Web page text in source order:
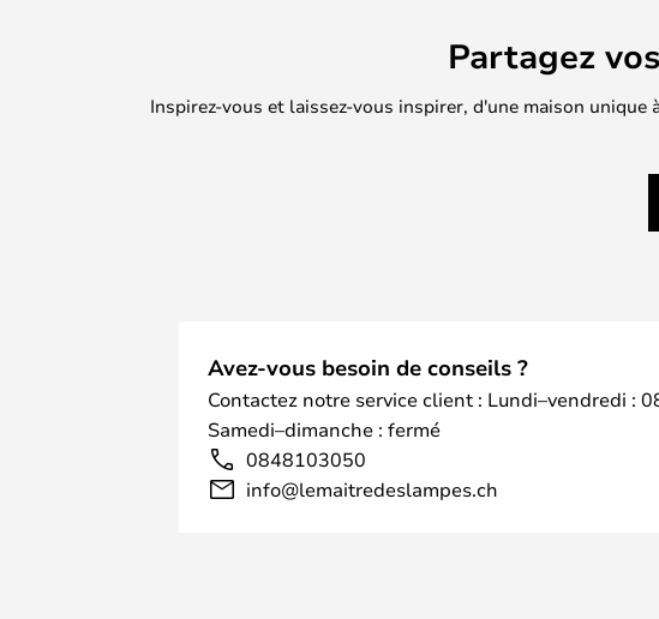
Partagez
Inspirez-vous et laissez-vous inspirer, d'une maison
Avez-vous besoin de conseils ?
Contactez notre service client : Lundi–vendredi :
Samedi–dimanche : fermé
0848103050
info@lemaitredeslampes.ch